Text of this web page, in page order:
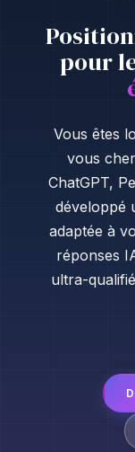
pour
Vous êtes
vous
ChatGPT,
développé
adaptée à
réponses
ultra-